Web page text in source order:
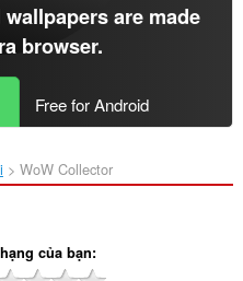
are made
browser.
Free for Android
WoW Collector‎
của bạn